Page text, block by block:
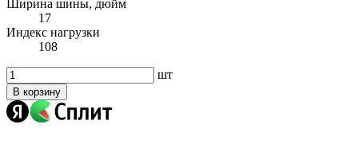
Ширина шины, дюйм
17
Индекс нагрузки
108
шт
В корзину